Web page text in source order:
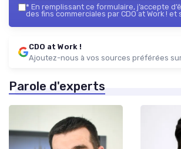
* En remplissant ce formulaire, j’accepte
des fins commerciales par CDO at Work ! et
CDO at Work !
Ajoutez-nous à vos sources préférées
Parole d'experts